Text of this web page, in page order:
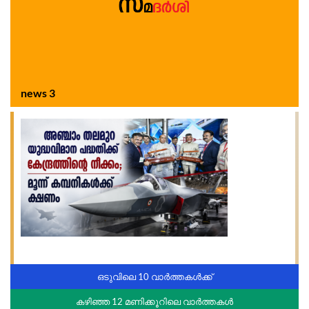
news 3
ഒടുവിലെ 10 വാർത്തകൾക്ക്
കഴിഞ്ഞ 12 മണിക്കൂറിലെ വാർത്തകൾ